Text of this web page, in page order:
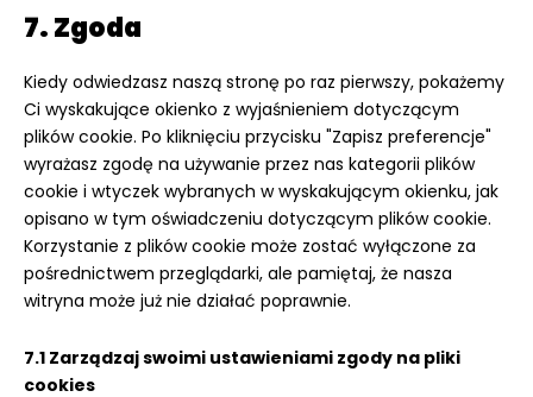
counter
7. Zgoda
Kiedy odwiedzasz naszą stronę po raz pierwszy, pokażemy
Ci wyskakujące okienko z wyjaśnieniem dotyczącym
plików cookie. Po kliknięciu przycisku "Zapisz preferencje"
wyrażasz zgodę na używanie przez nas kategorii plików
cookie i wtyczek wybranych w wyskakującym okienku, jak
opisano w tym oświadczeniu dotyczącym plików cookie.
Korzystanie z plików cookie może zostać wyłączone za
pośrednictwem przeglądarki, ale pamiętaj, że nasza
witryna może już nie działać poprawnie.
7.1 Zarządzaj swoimi ustawieniami zgody na pliki
cookies